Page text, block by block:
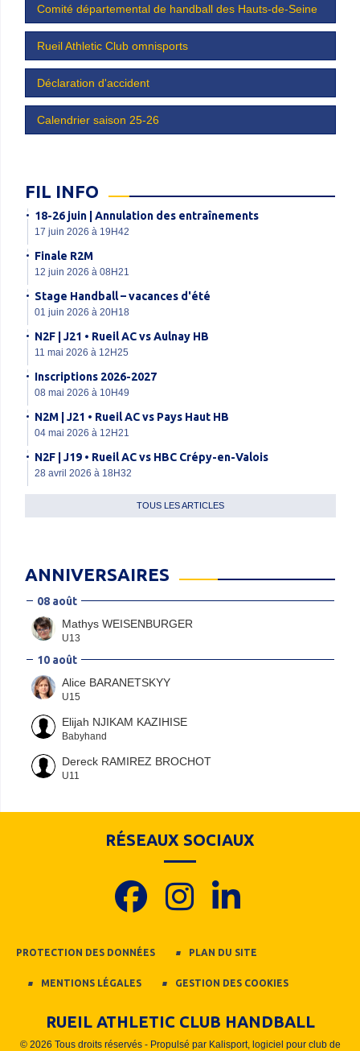
Comité départemental de handball des Hauts-de-Seine
Rueil Athletic Club omnisports
Déclaration d'accident
Calendrier saison 25-26
FIL INFO
18-26 juin | Annulation des entraînements
17 juin 2026 à 19H42
Finale R2M
12 juin 2026 à 08H21
Stage Handball – vacances d'été
01 juin 2026 à 20H18
N2F | J21 • Rueil AC vs Aulnay HB
11 mai 2026 à 12H25
Inscriptions 2026-2027
08 mai 2026 à 10H49
N2M | J21 • Rueil AC vs Pays Haut HB
04 mai 2026 à 12H21
N2F | J19 • Rueil AC vs HBC Crépy-en-Valois
28 avril 2026 à 18H32
TOUS LES ARTICLES
ANNIVERSAIRES
08 août
Mathys WEISENBURGER
U13
10 août
Alice BARANETSKYY
U15
Elijah NJIKAM KAZIHISE
Babyhand
Dereck RAMIREZ BROCHOT
U11
RÉSEAUX SOCIAUX
PROTECTION DES DONNÉES PLAN DU SITE
MENTIONS LÉGALES GESTION DES COOKIES
RUEIL ATHLETIC CLUB HANDBALL
© 2026 Tous droits réservés - Propulsé par Kalisport, logiciel pour club de